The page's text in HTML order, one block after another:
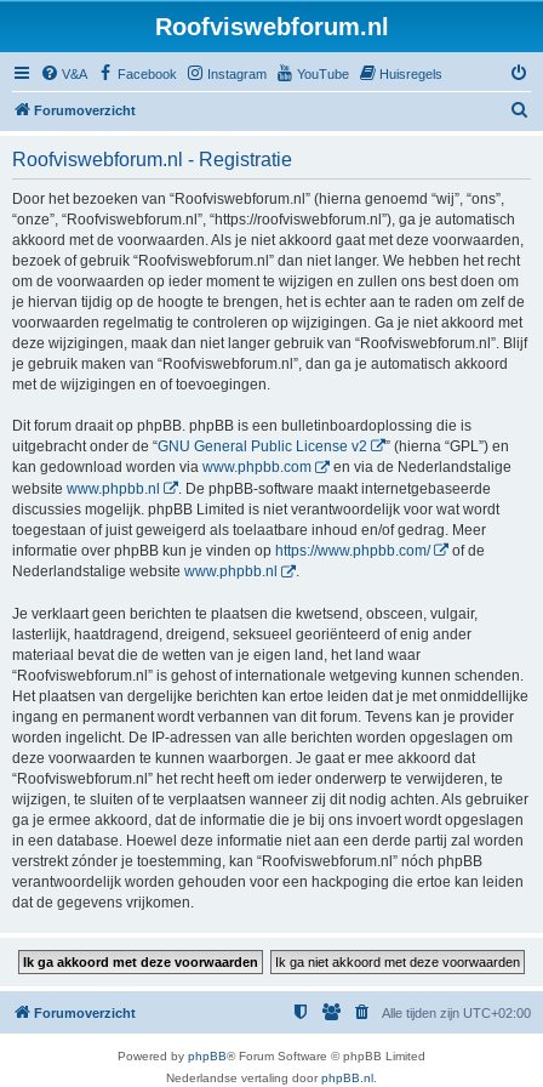
Roofviswebforum.nl
V&A Facebook Instagram YouTube Huisregels
Forumoverzicht
Roofviswebforum.nl - Registratie
Door het bezoeken van “Roofviswebforum.nl” (hierna genoemd “wij”, “ons”,
“onze”, “Roofviswebforum.nl”, “https://roofviswebforum.nl”), ga je automatisch
akkoord met de voorwaarden. Als je niet akkoord gaat met deze voorwaarden,
bezoek of gebruik “Roofviswebforum.nl” dan niet langer. We hebben het recht
om de voorwaarden op ieder moment te wijzigen en zullen ons best doen om
je hiervan tijdig op de hoogte te brengen, het is echter aan te raden om zelf de
voorwaarden regelmatig te controleren op wijzigingen. Ga je niet akkoord met
deze wijzigingen, maak dan niet langer gebruik van “Roofviswebforum.nl”. Blijf
je gebruik maken van “Roofviswebforum.nl”, dan ga je automatisch akkoord
met de wijzigingen en of toevoegingen.
Dit forum draait op phpBB. phpBB is een bulletinboardoplossing die is
uitgebracht onder de “GNU General Public License v2
” (hierna “GPL”) en
kan gedownload worden via www.phpbb.com
en via de Nederlandstalige
website www.phpbb.nl
. De phpBB-software maakt internetgebaseerde
discussies mogelijk. phpBB Limited is niet verantwoordelijk voor wat wordt
toegestaan of juist geweigerd als toelaatbare inhoud en/of gedrag. Meer
informatie over phpBB kun je vinden op https://www.phpbb.com/
of de
Nederlandstalige website www.phpbb.nl .
Je verklaart geen berichten te plaatsen die kwetsend, obsceen, vulgair,
lasterlijk, haatdragend, dreigend, seksueel georiënteerd of enig ander
materiaal bevat die de wetten van je eigen land, het land waar
“Roofviswebforum.nl” is gehost of internationale wetgeving kunnen schenden.
Het plaatsen van dergelijke berichten kan ertoe leiden dat je met onmiddellijke
ingang en permanent wordt verbannen van dit forum. Tevens kan je provider
worden ingelicht. De IP-adressen van alle berichten worden opgeslagen om
deze voorwaarden te kunnen waarborgen. Je gaat er mee akkoord dat
“Roofviswebforum.nl” het recht heeft om ieder onderwerp te verwijderen, te
wijzigen, te sluiten of te verplaatsen wanneer zij dit nodig achten. Als gebruiker
ga je ermee akkoord, dat de informatie die je bij ons invoert wordt opgeslagen
in een database. Hoewel deze informatie niet aan een derde partij zal worden
verstrekt zónder je toestemming, kan “Roofviswebforum.nl” nóch phpBB
verantwoordelijk worden gehouden voor een hackpoging die ertoe kan leiden
dat de gegevens vrijkomen.
Forumoverzicht Alle tijden zijn UTC+02:00
Powered by phpBB® Forum Software © phpBB Limited
Nederlandse vertaling doorphpBB.nl